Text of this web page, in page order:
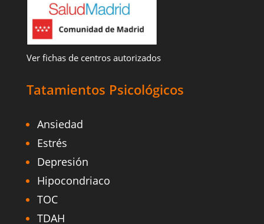
Ver fichas de centros autorizados
Tatamientos Psicológicos
Ansiedad
Estrés
Depresión
Hipocondriaco
TOC
TDAH